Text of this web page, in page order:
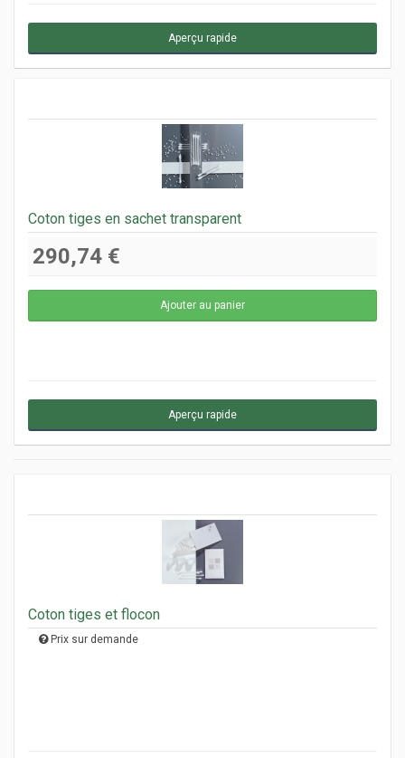
Aperçu rapide
Coton tiges en sachet transparent
290,74 €
Aperçu rapide
Coton tiges et flocon
Prix sur demande